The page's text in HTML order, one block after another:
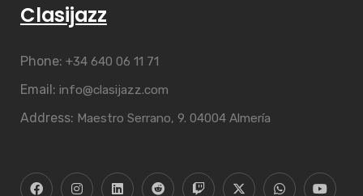
Clasijazz
Phone: +34 640 06 11 71
Email: info@clasijazz.com
Address: Maestro Serrano, 9. 04004 Almería